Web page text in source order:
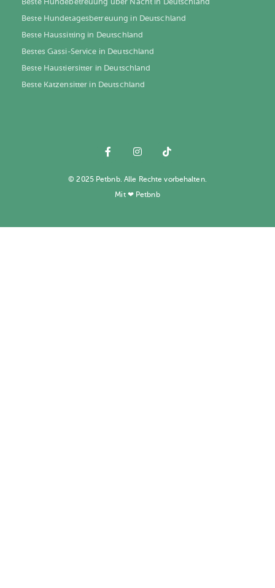
Beste Hundetagesbetreuung in Deutschland
Beste Haussitting in Deutschland
Bestes Gassi-Service in Deutschland
Beste Haustiersitter in Deutschland
Beste Katzensitter in Deutschland
© 2025 Petbnb. Alle Rechte vorbehalten.
Mit ❤ Petbnb